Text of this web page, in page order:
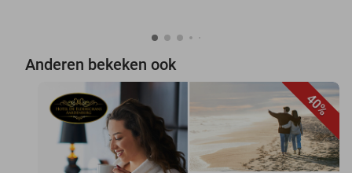
Anderen bekeken ook
40%